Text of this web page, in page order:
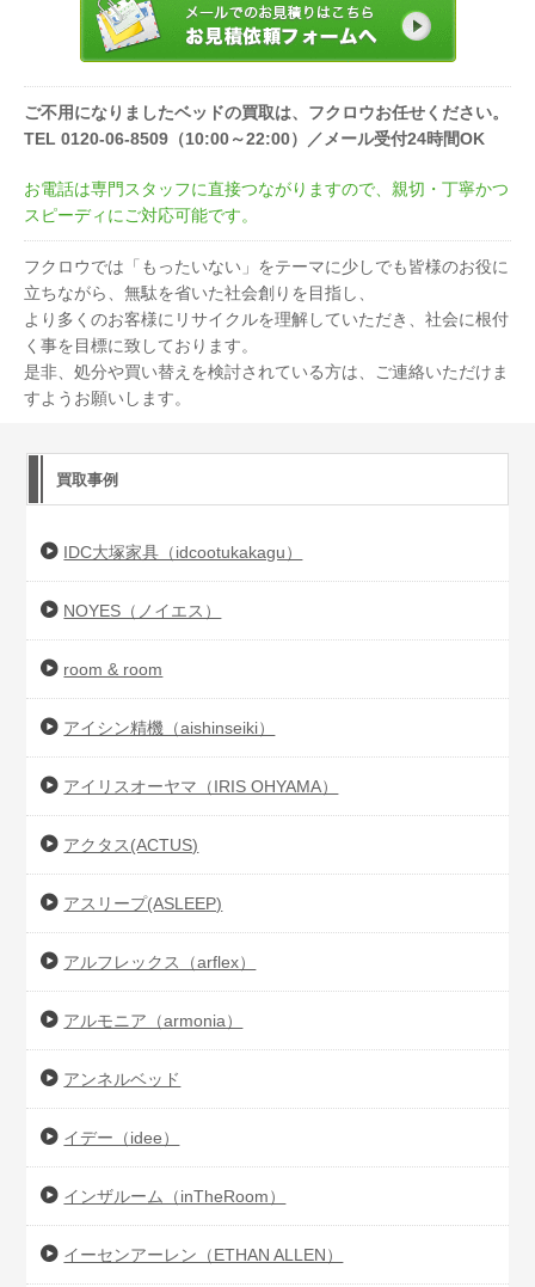
ご不用になりましたベッドの買取は、フクロウお任せください。
TEL 0120-06-8509（10:00～22:00）／メール受付24時間OK
お電話は専門スタッフに直接つながりますので、親切・丁寧かつ
スピーディにご対応可能です。
フクロウでは「もったいない」をテーマに少しでも皆様のお役に
立ちながら、無駄を省いた社会創りを目指し、
より多くのお客様にリサイクルを理解していただき、社会に根付
く事を目標に致しております。
是非、処分や買い替えを検討されている方は、ご連絡いただけま
すようお願いします。
買取事例
IDC大塚家具（idcootukakagu）
NOYES（ノイエス）
room & room
アイシン精機（aishinseiki）
アイリスオーヤマ（IRIS OHYAMA）
アクタス(ACTUS)
アスリープ(ASLEEP)
アルフレックス（arflex）
アルモニア（armonia）
アンネルベッド
イデー（idee）
インザルーム（inTheRoom）
イーセンアーレン（ETHAN ALLEN）